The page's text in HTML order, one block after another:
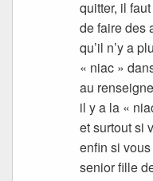
quitter, il
de faire des
qu’il n’y a
« niac »
au
il y a la «
et surtout si
enfin si
senior fille